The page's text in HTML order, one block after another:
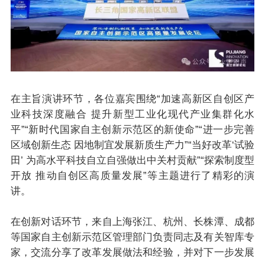
在主旨演讲环节，各位嘉宾围绕“加速高新区自创区产
业科技深度融合 提升新型工业化现代产业集群化水
平”“新时代国家自主创新示范区的新使命”“进一步完善
区域创新生态 因地制宜发展新质生产力”“当好改革‘试验
田’ 为高水平科技自立自强做出中关村贡献”“探索制度型
开放 推动自创区高质量发展”等主题进行了精彩的演
讲。
在创新对话环节，来自上海张江、杭州、长株潭、成都
等国家自主创新示范区管理部门负责同志及有关智库专
家，交流分享了改革发展做法和经验，并对下一步发展